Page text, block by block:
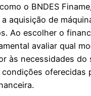
o BNDES
aquisição de
Ao escolher o
avaliar qual
às necessidades do
oferecidas